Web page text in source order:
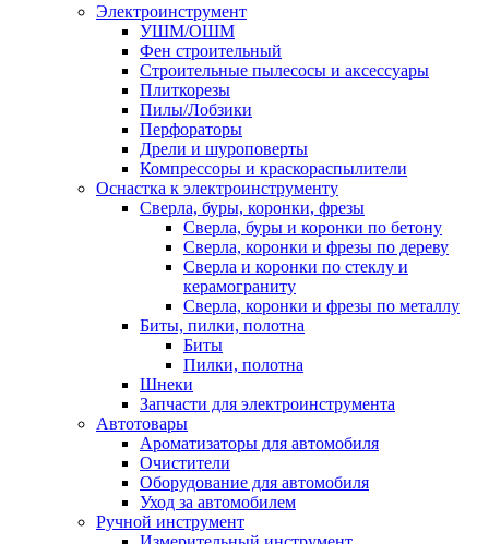
Электроинструмент
УШМ/ОШМ
Фен строительный
Строительные пылесосы и аксессуары
Плиткорезы
Пилы/Лобзики
Перфораторы
Дрели и шуроповерты
Компрессоры и краскораспылители
Оснастка к электроинструменту
Сверла, буры, коронки, фрезы
Сверла, буры и коронки по бетону
Сверла, коронки и фрезы по дереву
Сверла и коронки по стеклу и
керамограниту
Сверла, коронки и фрезы по металлу
Биты, пилки, полотна
Биты
Пилки, полотна
Шнеки
Запчасти для электроинструмента
Автотовары
Ароматизаторы для автомобиля
Очистители
Оборудование для автомобиля
Уход за автомобилем
Ручной инструмент